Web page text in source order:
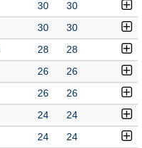
30 30
30 30
28 28
26 26
26 26
24 24
24 24